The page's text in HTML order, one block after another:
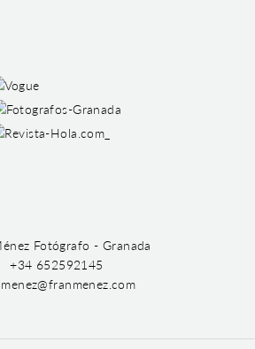
Fotógrafo - Granada
+34 652592145